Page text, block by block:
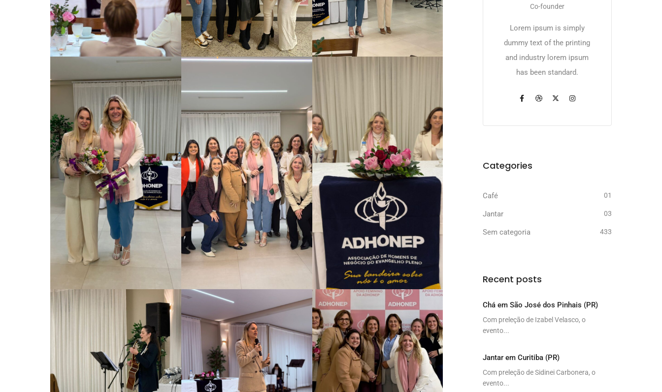
Co-founder
Lorem ipsum is simply
dummy text of the printing
and industry lorem ipsum
has been standard.
Categories
Café 01
Jantar 03
Sem categoria 433
Recent posts
Chá em São José dos Pinhais (PR)
Com preleção de Izabel Velasco, o
evento...
Jantar em Curitiba (PR)
Com preleção de Sidinei Carbonera, o
evento...